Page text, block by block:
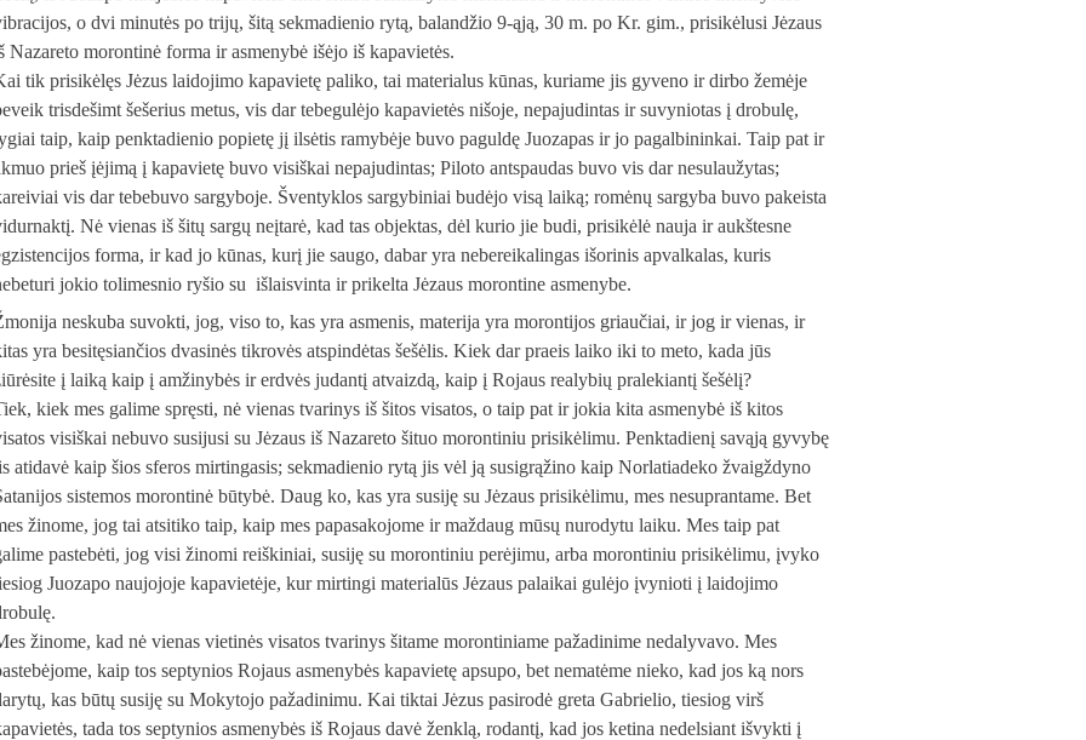
o dvi minutės po trijų, šitą sekmadienio rytą, balandžio 9-ąją, 30 m. po Kr. gim., prisikėlusi Jėzaus
Nazareto morontinė forma ir asmenybė išėjo iš kapavietės.
tik prisikėlęs Jėzus laidojimo kapavietę paliko, tai materialus kūnas, kuriame jis gyveno ir dirbo žemėje
trisdešimt šešerius metus, vis dar tebegulėjo kapavietės nišoje, nepajudintas ir suvyniotas į drobulę,
taip, kaip penktadienio popietę jį ilsėtis ramybėje buvo paguldę Juozapas ir jo pagalbininkai. Taip pat ir
prieš įėjimą į kapavietę buvo visiškai nepajudintas; Piloto antspaudas buvo vis dar nesulaužytas;
vis dar tebebuvo sargyboje. Šventyklos sargybiniai budėjo visą laiką; romėnų sargyba buvo pakeista
Nė vienas iš šitų sargų neįtarė, kad tas objektas, dėl kurio jie budi, prisikėlė nauja ir aukštesne
forma, ir kad jo kūnas, kurį jie saugo, dabar yra nebereikalingas išorinis apvalkalas, kuris
jokio tolimesnio ryšio su išlaisvinta ir prikelta Jėzaus morontine asmenybe.
neskuba suvokti, jog, viso to, kas yra asmenis, materija yra morontijos griaučiai, ir jog ir vienas, ir
yra besitęsiančios dvasinės tikrovės atspindėtas šešėlis. Kiek dar praeis laiko iki to meto, kada jūs
į laiką kaip į amžinybės ir erdvės judantį atvaizdą, kaip į Rojaus realybių pralekiantį šešėlį?
kiek mes galime spręsti, nė vienas tvarinys iš šitos visatos, o taip pat ir jokia kita asmenybė iš kitos
visiškai nebuvo susijusi su Jėzaus iš Nazareto šituo morontiniu prisikėlimu. Penktadienį savąją gyvybę
atidavė kaip šios sferos mirtingasis; sekmadienio rytą jis vėl ją susigrąžino kaip Norlatiadeko žvaigždyno
sistemos morontinė būtybė. Daug ko, kas yra susiję su Jėzaus prisikėlimu, mes nesuprantame. Bet
žinome, jog tai atsitiko taip, kaip mes papasakojome ir maždaug mūsų nurodytu laiku. Mes taip pat
pastebėti, jog visi žinomi reiškiniai, susiję su morontiniu perėjimu, arba morontiniu prisikėlimu, įvyko
Juozapo naujojoje kapavietėje, kur mirtingi materialūs Jėzaus palaikai gulėjo įvynioti į laidojimo
žinome, kad nė vienas vietinės visatos tvarinys šitame morontiniame pažadinime nedalyvavo. Mes
kaip tos septynios Rojaus asmenybės kapavietę apsupo, bet nematėme nieko, kad jos ką nors
kas būtų susiję su Mokytojo pažadinimu. Kai tiktai Jėzus pasirodė greta Gabrielio, tiesiog virš
tada tos septynios asmenybės iš Rojaus davė ženklą, rodantį, kad jos ketina nedelsiant išvykti į